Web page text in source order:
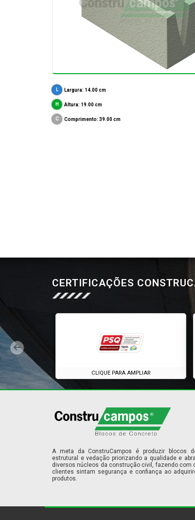
Largura: 14.00 cm
Altura: 19.00 cm
Comprimento: 39.00 cm
CERTIFICAÇÕES
CLIQUE PARA AMPLIAR
A meta da ConstruCampos é produzir blocos
estrutural e vedação priorizando a qualidade e
diversos núcleos da construção civil, fazendo com
clientes sintam segurança e confiança ao
produtos.